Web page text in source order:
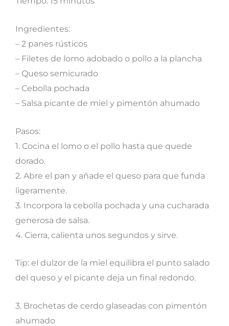
Ingredientes:
– 2 panes rústicos
– Filetes de lomo adobado o pollo a la plancha
– Queso semicurado
– Cebolla pochada
– Salsa picante de miel y pimentón ahumado
Pasos:
1. Cocina el lomo o el pollo hasta que quede
dorado.
2. Abre el pan y añade el queso para que funda
ligeramente.
3. Incorpora la cebolla pochada y una cucharada
generosa de salsa.
4. Cierra, calienta unos segundos y sirve.
Tip: el dulzor de la miel equilibra el punto salado
del queso y el picante deja un final redondo.
3. Brochetas de cerdo glaseadas con pimentón
ahumado